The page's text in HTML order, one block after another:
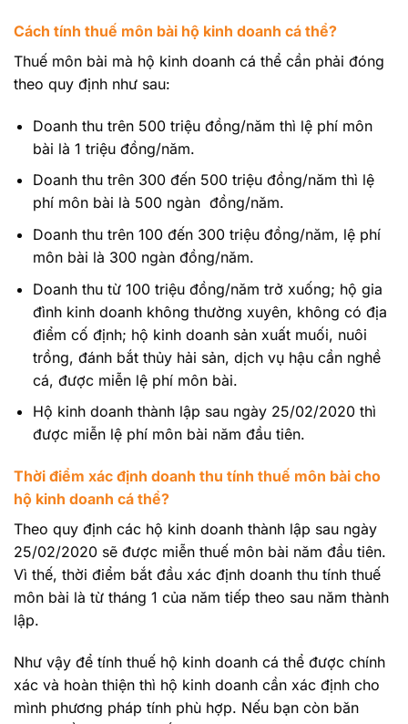
Cách tính thuế môn bài hộ kinh doanh cá thể?
Thuế môn bài mà hộ kinh doanh cá thể cần phải đóng
theo quy định như sau:
Doanh thu trên 500 triệu đồng/năm thì lệ phí môn
bài là 1 triệu đồng/năm.
Doanh thu trên 300 đến 500 triệu đồng/năm thì lệ
phí môn bài là 500 ngàn đồng/năm.
Doanh thu trên 100 đến 300 triệu đồng/năm, lệ phí
môn bài là 300 ngàn đồng/năm.
Doanh thu từ 100 triệu đồng/năm trở xuống; hộ gia
đình kinh doanh không thường xuyên, không có địa
điểm cố định; hộ kinh doanh sản xuất muối, nuôi
trồng, đánh bắt thủy hải sản, dịch vụ hậu cần nghề
cá, được miễn lệ phí môn bài.
Hộ kinh doanh thành lập sau ngày 25/02/2020 thì
được miễn lệ phí môn bài năm đầu tiên.
Thời điểm xác định doanh thu tính thuế môn bài cho
hộ kinh doanh cá thể?
Theo quy định các hộ kinh doanh thành lập sau ngày
25/02/2020 sẽ được miễn thuế môn bài năm đầu tiên.
Vì thế, thời điểm bắt đầu xác định doanh thu tính thuế
môn bài là từ tháng 1 của năm tiếp theo sau năm thành
lập.
Như vậy để tính thuế hộ kinh doanh cá thể được chính
xác và hoàn thiện thì hộ kinh doanh cần xác định cho
mình phương pháp tính phù hợp. Nếu bạn còn băn